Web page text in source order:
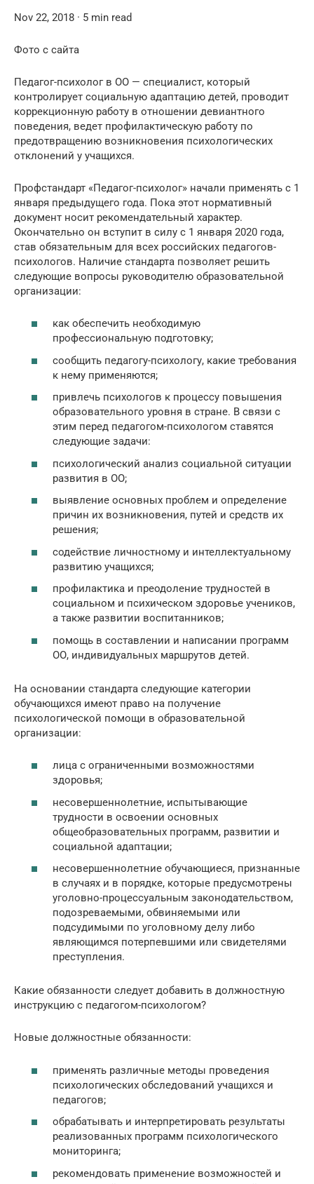
Nov 22, 2018 · 5 min read
Фото с сайта
Педагог-психолог в ОО — специалист, который
контролирует социальную адаптацию детей, проводит
коррекционную работу в отношении девиантного
поведения, ведет профилактическую работу по
предотвращению возникновения психологических
отклонений у учащихся.
Профстандарт «Педагог-психолог» начали применять с 1
января предыдущего года. Пока этот нормативный
документ носит рекомендательный характер.
Окончательно он вступит в силу с 1 января 2020 года,
став обязательным для всех российских педагогов-
психологов. Наличие стандарта позволяет решить
следующие вопросы руководителю образовательной
организации:
как обеспечить необходимую
профессиональную подготовку;
сообщить педагогу-психологу, какие требования
к нему применяются;
привлечь психологов к процессу повышения
образовательного уровня в стране. В связи с
этим перед педагогом-психологом ставятся
следующие задачи:
психологический анализ социальной ситуации
развития в ОО;
выявление основных проблем и определение
причин их возникновения, путей и средств их
решения;
содействие личностному и интеллектуальному
развитию учащихся;
профилактика и преодоление трудностей в
социальном и психическом здоровье учеников,
а также развитии воспитанников;
помощь в составлении и написании программ
ОО, индивидуальных маршрутов детей.
На основании стандарта следующие категории
обучающихся имеют право на получение
психологической помощи в образовательной
организации:
лица с ограниченными возможностями
здоровья;
несовершеннолетние, испытывающие
трудности в освоении основных
общеобразовательных программ, развитии и
социальной адаптации;
несовершеннолетние обучающиеся, признанные
в случаях и в порядке, которые предусмотрены
уголовно-процессуальным законодательством,
подозреваемыми, обвиняемыми или
подсудимыми по уголовному делу либо
являющимся потерпевшими или свидетелями
преступления.
Какие обязанности следует добавить в должностную
инструкцию с педагогом-психологом?
Новые должностные обязанности:
применять различные методы проведения
психологических обследований учащихся и
педагогов;
обрабатывать и интерпретировать результаты
реализованных программ психологического
мониторинга;
рекомендовать применение возможностей и